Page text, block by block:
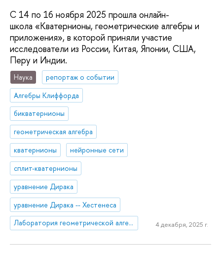
С 14 по 16 ноября 2025 прошла онлайн-
школа «Кватернионы, геометрические алгебры и
приложения», в которой приняли участие
исследователи из России, Китая, Японии, США,
Перу и Индии.
Наука
репортаж о событии
Алгебры Клиффорда
бикватернионы
геометрическая алгебра
кватернионы
нейронные сети
сплит-кватернионы
уравнение Дирака
уравнение Дирака -- Хестенеса
Лаборатория геометрической алгебры и приложений
4 декабря, 2025 г.